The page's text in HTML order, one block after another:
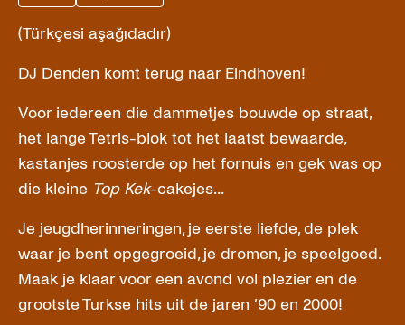
(Türkçesi aşağıdadır)
DJ Denden komt terug naar Eindhoven!
Voor iedereen die dammetjes bouwde op straat,
het lange Tetris-blok tot het laatst bewaarde,
kastanjes roosterde op het fornuis en gek was op
die kleine Top Kek-cakejes...
Je jeugdherinneringen, je eerste liefde, de plek
waar je bent opgegroeid, je dromen, je speelgoed.
Maak je klaar voor een avond vol plezier en de
grootste Turkse hits uit de jaren ’90 en 2000!